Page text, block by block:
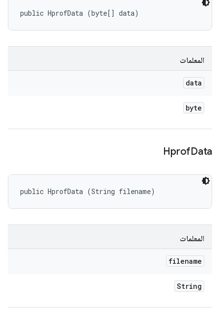
public HprofData (byte[] data)
المعلمات
data
byte
HprofData
public HprofData (String filename)
المعلمات
filename
String